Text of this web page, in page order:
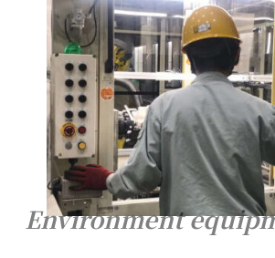
Environment